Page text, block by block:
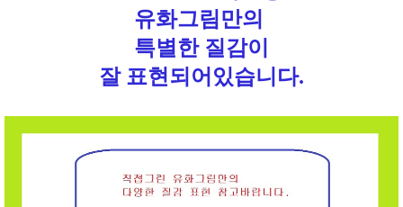
유화그림만의
특별한 질감이
잘 표현되어있습니다.